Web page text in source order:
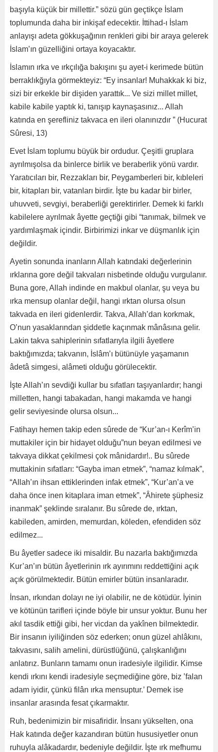
başıyla küçük bir millettir.” sözü gün geçtikçe İslam
toplumunda daha bir inkişaf edecektir. İttihad-ı İslam
anlayışı adeta gökkuşağının renkleri gibi bir araya gelerek
İslam’ın güzelliğini ortaya koyacaktır.
İslamın ırka ve ırkçılığa bakışını şu ayet-i kerimede bütün
berraklıkğıyla görmekteyiz: “Ey insanlar! Muhakkak ki biz,
sizi bir erkekle bir dişiden yarattık... Ve sizi millet millet,
kabile kabile yaptık ki, tanışıp kaynaşasınız... Allah
katında en şerefliniz takvaca en ileri olanınızdır ” (Hucurat
Sûresi, 13)
Evet İslam toplumu büyük bir ordudur. Çeşitli gruplara
ayrılmışolsa da binlerce birlik ve beraberlik yönü vardır.
Yaratıcıları bir, Rezzakları bir, Peygamberleri bir, kıbleleri
bir, kitapları bir, vatanları birdir. İşte bu kadar bir birler,
uhuvveti, sevgiyi, beraberliği gerektirirler. Demek ki farklı
kabilelere ayrılmak âyette geçtiği gibi “tanımak, bilmek ve
yardımlaşmak içindir. Birbirimizi inkar ve düşmanlık için
değildir.
Ayetin sonunda inanların Allah katındaki değerlerinin
ırklarına gore değil takvaları nisbetinde olduğu vurgulanır.
Buna gore, Allah indinde en makbul olanlar, şu veya bu
ırka mensup olanlar değil, hangi ırktan olursa olsun
takvada en ileri gidenlerdir. Takva, Allah’dan korkmak,
O’nun yasaklarından şiddetle kaçınmak mânâsına gelir.
Lakin takva sahiplerinin sıfatlarıyla ilgili âyetlere
baktığımızda; takvanın, İslâm’ı bütünüyle yaşamanın
âdetâ simgesi, alâmeti olduğu görülecektir.
İşte Allah’ın sevdiği kullar bu sıfatları taşıyanlardır; hangi
milletten, hangi tabakadan, hangi makamda ve hangi
gelir seviyesinde olursa olsun...
Fatihayı hemen takip eden sûrede de “Kur’an-ı Kerîm’in
muttakiler için bir hidayet olduğu”nun beyan edilmesi ve
takvaya dikkat çekilmesi çok mânidardır!.. Bu sûrede
muttakinin sıfatları: “Gayba iman etmek”, “namaz kılmak”,
“Allah’ın ihsan ettiklerinden infak etmek”, “Kur’an’a ve
daha önce inen kitaplara iman etmek”, “Âhirete şüphesiz
inanmak” şeklinde sıralanır. Bu sûrede de, ırktan,
kabileden, amirden, memurdan, köleden, efendiden söz
edilmez...
Bu âyetler sadece iki misaldir. Bu nazarla baktığımızda
Kur’an’ın bütün âyetlerinin ırk ayırımını reddettiğini açık
açık görülmektedir. Bütün emirler bütün insanlaradır.
İnsan, ırkından dolayı ne iyi olabilir, ne de kötüdür. İyinin
ve kötünün tarifleri içinde böyle bir unsur yoktur. Bunu her
akıl tasdik ettiği gibi, her vicdan da yakînen bilmektedir.
Bir insanın iyiliğinden söz ederken; onun güzel ahlâkını,
takvasını, salih amelini, dürüstlüğünü, çalışkanlığını
anlatırız. Bunların tamamı onun iradesiyle ilgilidir. Kimse
kendi ırkını kendi iradesiyle seçmediğine göre, biz ’falan
adam iyidir, çünkü filân ırka mensuptur.’ Demek ise
insanlar arasında fesat çıkarmaktır.
Ruh, bedenimizin bir misafiridir. İnsanı yükselten, ona
Hak katında değer kazandıran bütün hususiyetler onun
ruhuyla alâkadardır, bedeniyle değildir. İşte ırk mefhumu